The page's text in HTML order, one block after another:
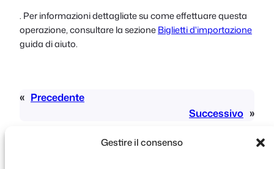
Gestire il consenso
. Per informazioni dettagliate su come effettuare questa
operazione, consultare la sezioneBiglietti d'importazione
guida di aiuto.
« Precedente
Successivo »